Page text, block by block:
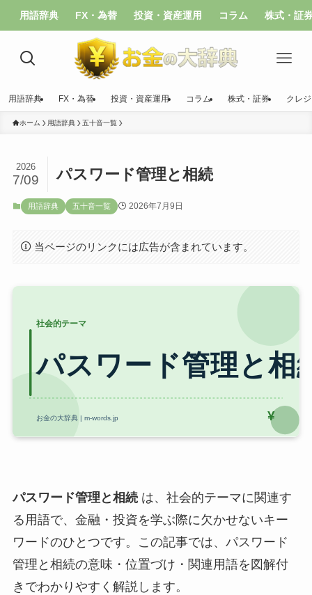
用語辞典 FX・為替 投資・資産運用 コラム 株式・証
用語辞典 FX・為替 投資・資産運用 コラム 株式・証券 クレ
ホーム 用語辞典 五十音一覧
パスワード管理と相続
2026
7/09
用語辞典 五十音一覧 2026年7月9日
当ページのリンクには広告が含まれています。
パスワード管理と相続は、社会的テーマに関連す
る用語で、金融・投資を学ぶ際に欠かせないキー
ワードのひとつです。この記事では、パスワード
管理と相続の意味・位置づけ・関連用語を図解付
きでわかりやすく解説します。